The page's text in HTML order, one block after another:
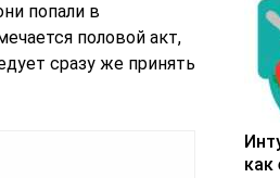
попали в
половой акт,
сразу же принять
как